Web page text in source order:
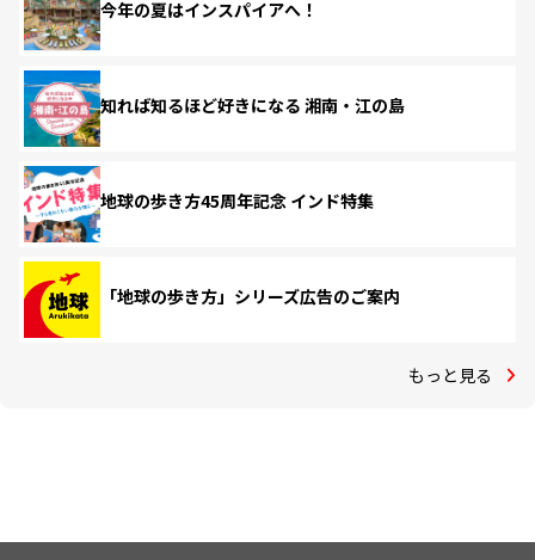
今年の夏はインスパイアへ！
知れば知るほど好きになる 湘南・江の島
地球の歩き方45周年記念 インド特集
「地球の歩き方」シリーズ広告のご案内
もっと見る